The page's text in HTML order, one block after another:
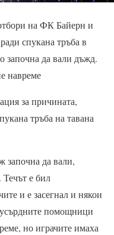
на ФК Байерн и
спукана тръба в
започна да вали дъжд.
навреме
за причината,
тръба на тавана
започна да вали,
Течът е бил
и е засегнал и някои
усърдните помощници
но играчите имаха